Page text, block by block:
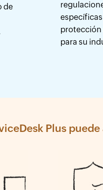
de
protección
para su
Plus puede